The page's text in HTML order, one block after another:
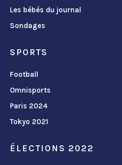
Les bébés du journal
Sondages
SPORTS
Football
Omnisports
Paris 2024
Tokyo 2021
ÉLECTIONS 2022